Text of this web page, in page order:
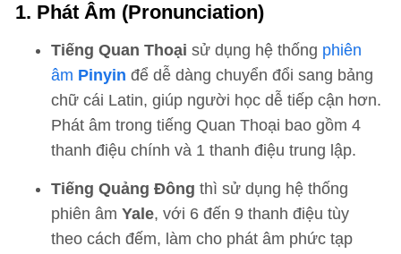
1. Phát Âm (Pronunciation)
Tiếng Quan Thoại sử dụng hệ thống phiên
âm Pinyin để dễ dàng chuyển đổi sang bảng
chữ cái Latin, giúp người học dễ tiếp cận hơn.
Phát âm trong tiếng Quan Thoại bao gồm 4
thanh điệu chính và 1 thanh điệu trung lập.
Tiếng Quảng Đông thì sử dụng hệ thống
phiên âm Yale, với 6 đến 9 thanh điệu tùy
theo cách đếm, làm cho phát âm phức tạp